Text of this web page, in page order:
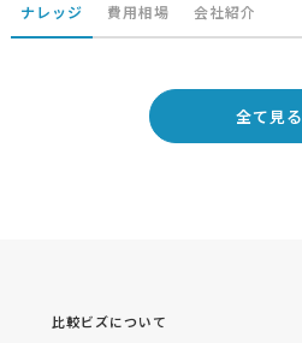
ナレッジ 費用相場 会社紹介
全て見る
比較ビズについて